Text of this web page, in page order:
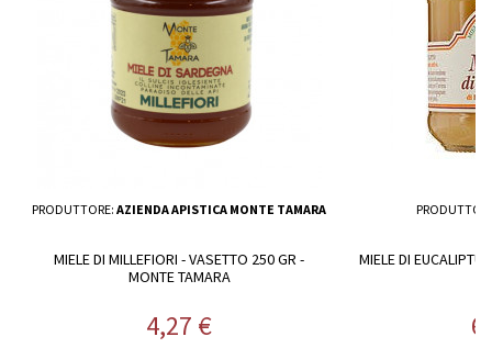
PRODUTTORE: AZIENDA APISTICA MONTE TAMARA
MIELE DI MILLEFIORI - VASETTO 250 GR -
MONTE TAMARA
Prezzo
4,27 €
MIELE DI